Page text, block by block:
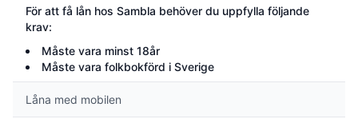
För att få lån hos Sambla behöver du uppfylla följande
krav:
Måste vara minst 18år
Måste vara folkbokförd i Sverige
Låna med mobilen